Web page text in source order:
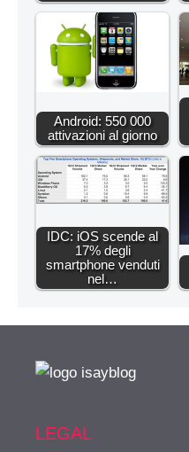
Android: 550 000
attivazioni al giorno
IDC: iOS scende al
17% degli
smartphone venduti
nel…
LEGAL